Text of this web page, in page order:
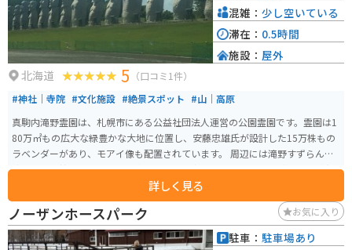
北海道 5 （口コミ1件）
#神社｜寺院 #文化施設 #絶景スポット #山｜高原
真駒内滝野霊園は、札幌市にある公益社団法人運営の公園霊園です。霊園は1
80万㎡もの広大な緑豊かな大地に位置し、安藤忠雄氏が設計した15万株もの
ラベンダーがあり、モアイ像も配置されています。 周辺には滝野すずらん丘
陵公園も近接しており、霊園内には、お食事処や売店、喫茶などの設備が充
実しています。霊園は暗いというイメージを変え、観光客にも大人気の観光
スポットとなっています。 霊園なのでお墓参りで来る方はたくさんいます
が、観光目的で来る人もいます。訪れる人はモアイ像の写真を取ったりして
います。他にも頭大仏という、頭だけの大仏も見どころです。
詳しく見る
混雑： 少し空いている
滞在： 0.5時間
施設： 屋外
ノーザンホースパーク お気に入り
駐車： 駐車場あり